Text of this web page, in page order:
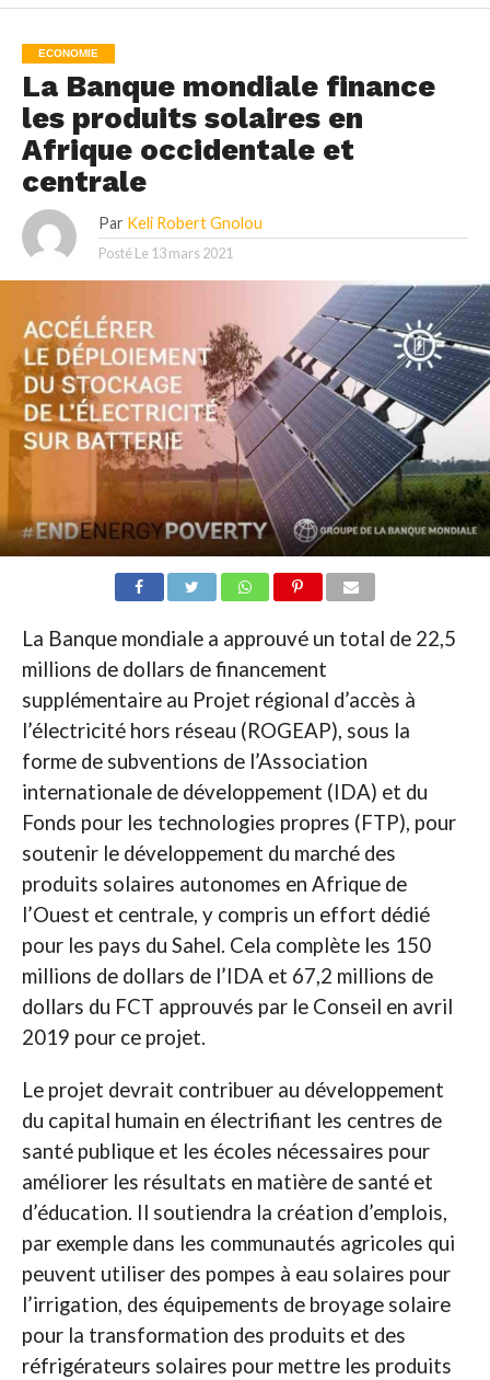
ECONOMIE
La Banque mondiale finance
les produits solaires en
Afrique occidentale et
centrale
Par Keli Robert Gnolou
Posté Le 13 mars 2021
La Banque mondiale a approuvé un total de 22,5
millions de dollars de financement
supplémentaire au Projet régional d’accès à
l’électricité hors réseau (ROGEAP), sous la
forme de subventions de l’Association
internationale de développement (IDA) et du
Fonds pour les technologies propres (FTP), pour
soutenir le développement du marché des
produits solaires autonomes en Afrique de
l’Ouest et centrale, y compris un effort dédié
pour les pays du Sahel. Cela complète les 150
millions de dollars de l’IDA et 67,2 millions de
dollars du FCT approuvés par le Conseil en avril
2019 pour ce projet.
Le projet devrait contribuer au développement
du capital humain en électrifiant les centres de
santé publique et les écoles nécessaires pour
améliorer les résultats en matière de santé et
d’éducation. Il soutiendra la création d’emplois,
par exemple dans les communautés agricoles qui
peuvent utiliser des pompes à eau solaires pour
l’irrigation, des équipements de broyage solaire
pour la transformation des produits et des
réfrigérateurs solaires pour mettre les produits